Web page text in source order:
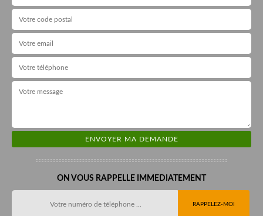
ON VOUS RAPPELLE IMMEDIATEMENT